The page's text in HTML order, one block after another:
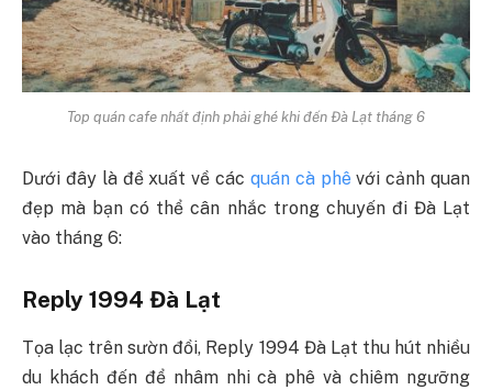
Top quán cafe nhất định phải ghé khi đến Đà Lạt tháng 6
Dưới đây là đề xuất về các quán cà phêvới cảnh quan
đẹp mà bạn có thể cân nhắc trong chuyến đi Đà Lạt
vào tháng 6:
Reply 1994 Đà Lạt
Tọa lạc trên sườn đồi, Reply 1994 Đà Lạt thu hút nhiều
du khách đến để nhâm nhi cà phê và chiêm ngưỡng